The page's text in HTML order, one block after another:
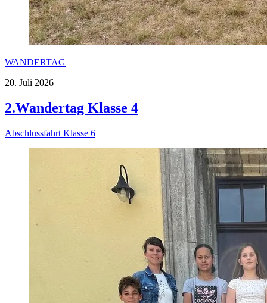
WANDERTAG
20. Juli 2026
2.Wandertag Klasse 4
Abschlussfahrt Klasse 6